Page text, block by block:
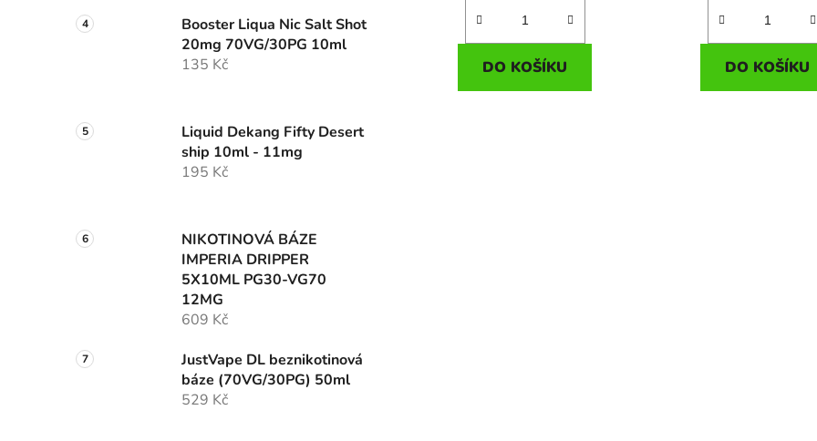
Booster Liqua Nic Salt Shot
20mg 70VG/30PG 10ml
135 Kč
Liquid Dekang Fifty Desert
ship 10ml - 11mg
195 Kč
NIKOTINOVÁ BÁZE
IMPERIA DRIPPER
5X10ML PG30-VG70
12MG
609 Kč
JustVape DL beznikotinová
báze (70VG/30PG) 50ml
529 Kč
DO KOŠÍKU DO KOŠÍKU